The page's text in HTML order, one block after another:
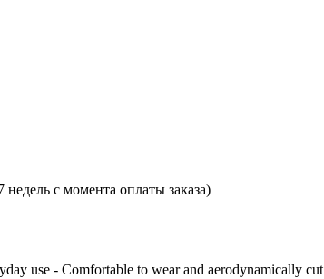
с момента оплаты заказа)
use - Comfortable to wear and aerodynamically cut